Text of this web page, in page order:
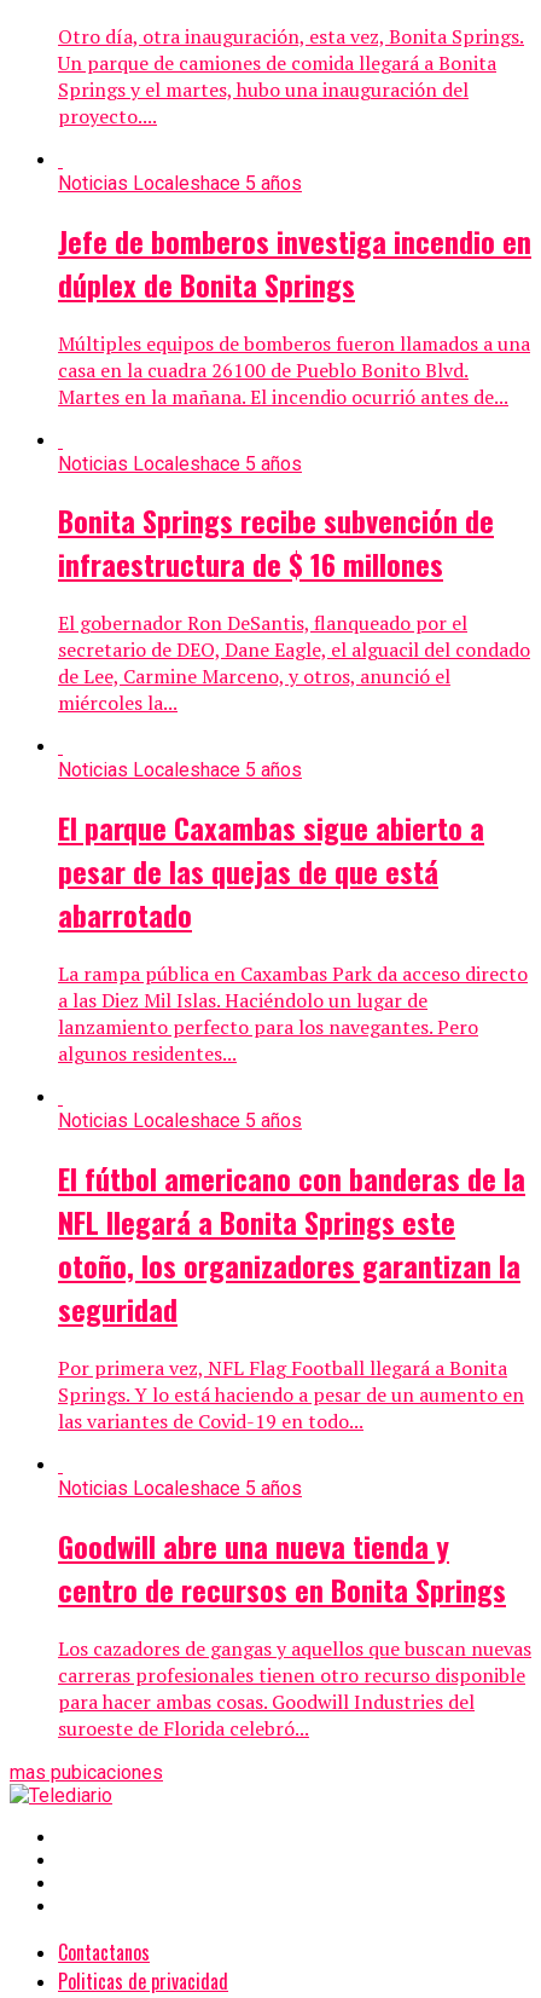
Otro día, otra inauguración, esta vez, Bonita Springs.
Un parque de camiones de comida llegará a Bonita
Springs y el martes, hubo una inauguración del
proyecto....
Noticias Localeshace 5 años
Jefe de bomberos investiga incendio en
dúplex de Bonita Springs
Múltiples equipos de bomberos fueron llamados a una
casa en la cuadra 26100 de Pueblo Bonito Blvd.
Martes en la mañana. El incendio ocurrió antes de...
Noticias Localeshace 5 años
Bonita Springs recibe subvención de
infraestructura de $ 16 millones
El gobernador Ron DeSantis, flanqueado por el
secretario de DEO, Dane Eagle, el alguacil del condado
de Lee, Carmine Marceno, y otros, anunció el
miércoles la...
Noticias Localeshace 5 años
El parque Caxambas sigue abierto a
pesar de las quejas de que está
abarrotado
La rampa pública en Caxambas Park da acceso directo
a las Diez Mil Islas. Haciéndolo un lugar de
lanzamiento perfecto para los navegantes. Pero
algunos residentes...
Noticias Localeshace 5 años
El fútbol americano con banderas de la
NFL llegará a Bonita Springs este
otoño, los organizadores garantizan la
seguridad
Por primera vez, NFL Flag Football llegará a Bonita
Springs. Y lo está haciendo a pesar de un aumento en
las variantes de Covid-19 en todo...
Noticias Localeshace 5 años
Goodwill abre una nueva tienda y
centro de recursos en Bonita Springs
Los cazadores de gangas y aquellos que buscan nuevas
carreras profesionales tienen otro recurso disponible
para hacer ambas cosas. Goodwill Industries del
suroeste de Florida celebró...
mas pubicaciones
Contactanos
Politicas de privacidad